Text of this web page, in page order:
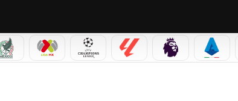
2026
SELECCIÓN MEXICANA
LIGA MX CHAMPIONS LEAGUE
LALIGA PREMIER LEAGUE
SERIE A